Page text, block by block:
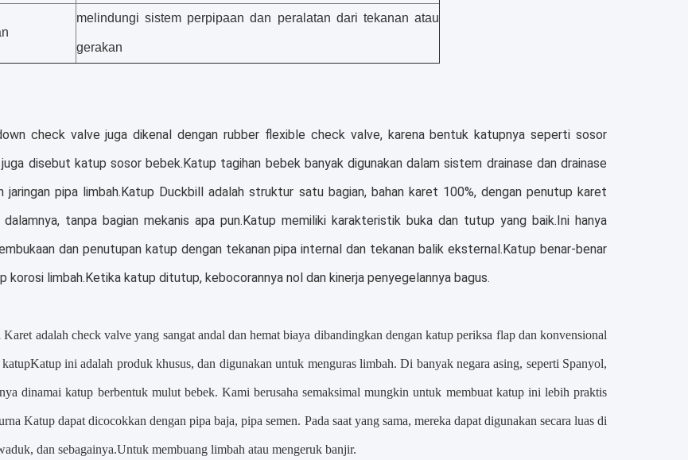
melindungi sistem perpipaan dan peralatan dari tekanan atau
gerakan
check valve juga dikenal dengan rubber flexible check valve, karena bentuk katupnya seperti sosor
disebut katup sosor bebek.Katup tagihan bebek banyak digunakan dalam sistem drainase dan drainase
jaringan pipa limbah.Katup Duckbill adalah struktur satu bagian, bahan karet 100%, dengan penutup karet
tanpa bagian mekanis apa pun.Katup memiliki karakteristik buka dan tutup yang baik.Ini hanya
dan penutupan katup dengan tekanan pipa internal dan tekanan balik eksternal.Katup benar-benar
korosi limbah.Ketika katup ditutup, kebocorannya nol dan kinerja penyegelannya bagus.
Karet adalah check valve yang sangat andal dan hemat biaya dibandingkan dengan katup periksa flap dan konvensional
Katup ini adalah produk khusus, dan digunakan untuk menguras limbah. Di banyak negara asing, seperti Spanyol,
dinamai katup berbentuk mulut bebek. Kami berusaha semaksimal mungkin untuk membuat katup ini lebih praktis
Katup dapat dicocokkan dengan pipa baja, pipa semen. Pada saat yang sama, mereka dapat digunakan secara luas di
dan sebagainya.Untuk membuang limbah atau mengeruk banjir.